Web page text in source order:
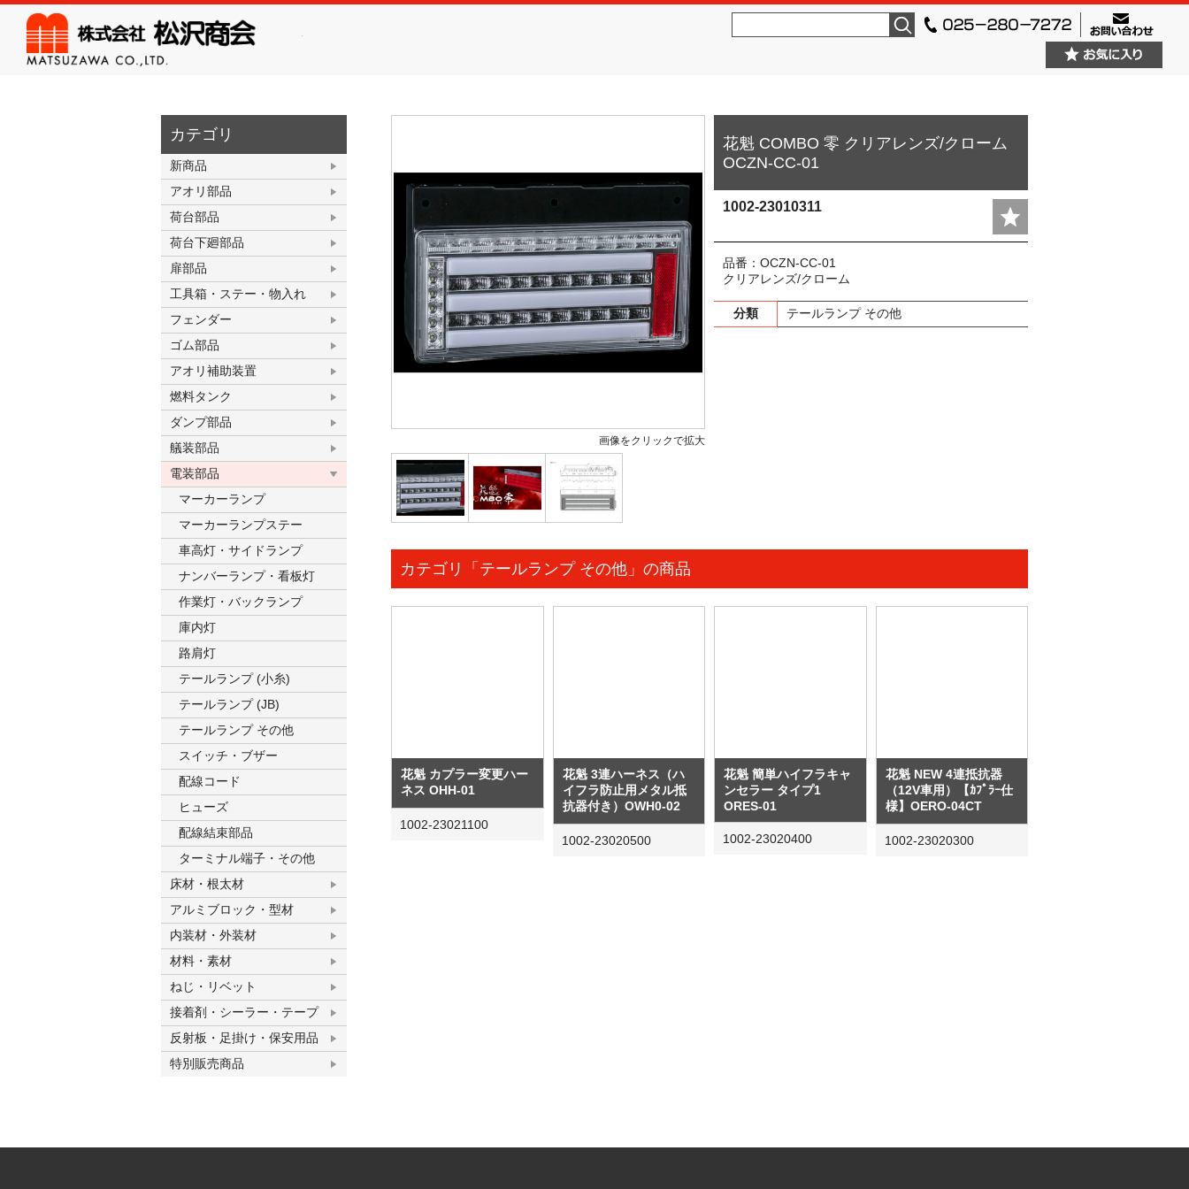
MATSUZAWA CO.,LTD.
カテゴリ
新商品
アオリ部品
荷台部品
荷台下廻部品
扉部品
工具箱・ステー・物入れ
フェンダー
ゴム部品
アオリ補助装置
燃料タンク
ダンプ部品
艤装部品
電装部品
マーカーランプ
マーカーランプステー
車高灯・サイドランプ
ナンバーランプ・看板灯
作業灯・バックランプ
庫内灯
路肩灯
テールランプ (小糸)
テールランプ (JB)
テールランプ その他
スイッチ・ブザー
配線コード
ヒューズ
配線結束部品
ターミナル端子・その他
床材・根太材
アルミブロック・型材
内装材・外装材
材料・素材
ねじ・リベット
接着剤・シーラー・テープ
反射板・足掛け・保安用品
特別販売商品
画像をクリックで拡大
花魁 COMBO 零 クリアレンズ/クローム
OCZN-CC-01
1002-23010311
品番：OCZN-CC-01
クリアレンズ/クローム
分類 テールランプ その他
カテゴリ「テールランプ その他」の商品
花魁 カプラー変更ハー
ネス OHH-01
1002-23021100
花魁 3連ハーネス（ハ
イフラ防止用メタル抵
抗器付き）OWH0-02
1002-23020500
花魁 簡単ハイフラキャ
ンセラー タイプ1
ORES-01
1002-23020400
花魁 NEW 4連抵抗器
（12V車用）【ｶﾌﾟﾗｰ仕
様】OERO-04CT
1002-23020300